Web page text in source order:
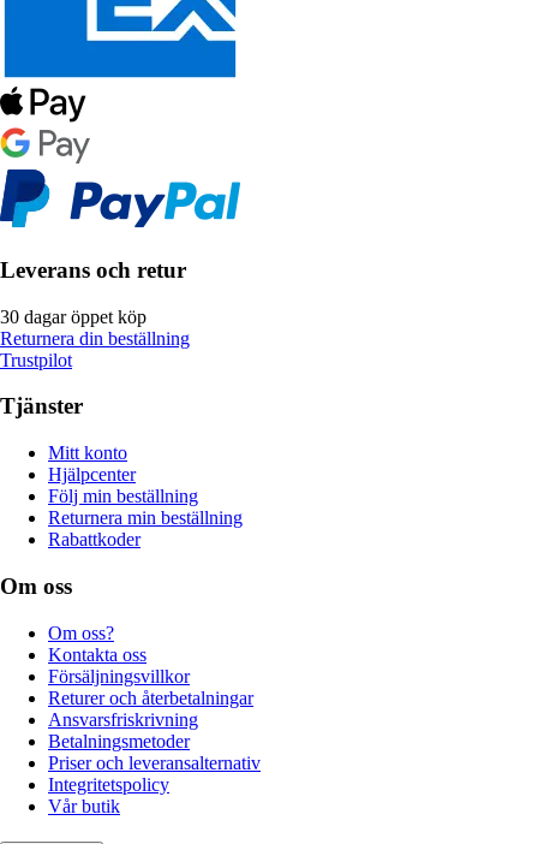
Leverans och retur
30 dagar öppet köp
Returnera din beställning
Trustpilot
Tjänster
Mitt konto
Hjälpcenter
Följ min beställning
Returnera min beställning
Rabattkoder
Om oss
Om oss?
Kontakta oss
Försäljningsvillkor
Returer och återbetalningar
Ansvarsfriskrivning
Betalningsmetoder
Priser och leveransalternativ
Integritetspolicy
Vår butik